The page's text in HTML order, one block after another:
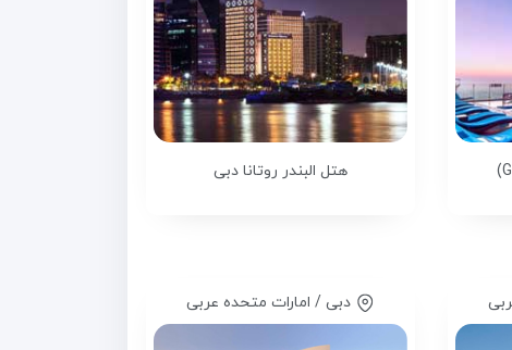
هتل البندر روتانا دبی
دبی / امارات متحده عربی